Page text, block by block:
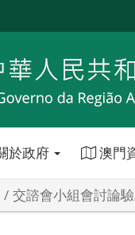
於政府 澳門
交諮會小組會討論